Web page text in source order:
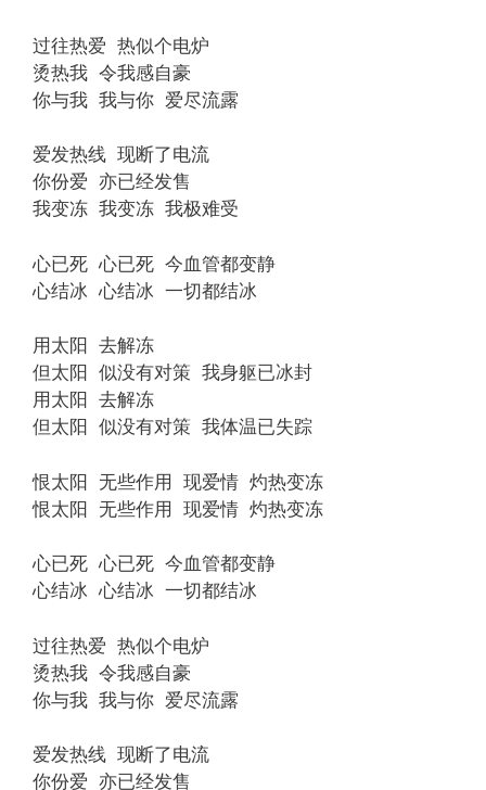
过往热爱 热似个电炉
烫热我 令我感自豪
你与我 我与你 爱尽流露
爱发热线 现断了电流
你份爱 亦已经发售
我变冻 我变冻 我极难受
心已死 心已死 今血管都变静
心结冰 心结冰 一切都结冰
用太阳 去解冻
但太阳 似没有对策 我身躯已冰封
用太阳 去解冻
但太阳 似没有对策 我体温已失踪
恨太阳 无些作用 现爱情 灼热变冻
恨太阳 无些作用 现爱情 灼热变冻
心已死 心已死 今血管都变静
心结冰 心结冰 一切都结冰
过往热爱 热似个电炉
烫热我 令我感自豪
你与我 我与你 爱尽流露
爱发热线 现断了电流
你份爱 亦已经发售